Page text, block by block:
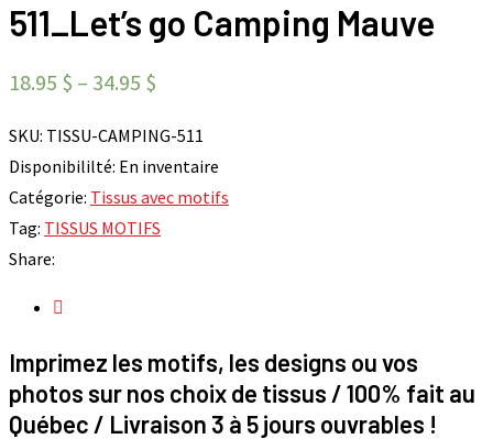
511_Let’s go Camping Mauve
18.95 $ – 34.95 $
SKU: TISSU-CAMPING-511
Disponibililté: En inventaire
Catégorie: Tissus avec motifs
Tag: TISSUS MOTIFS
Share:
Imprimez les motifs, les designs ou vos
photos sur nos choix de tissus / 100% fait au
Québec / Livraison 3 à 5 jours ouvrables !